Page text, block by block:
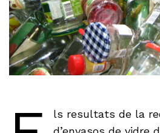
ls resultats de la